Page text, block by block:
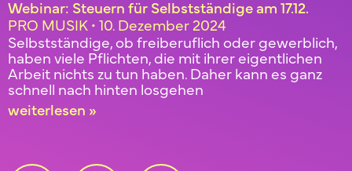
Webinar: Steuern für Selbstständige am 17.12.
PRO MUSIK 10. Dezember 2024
Selbstständige, ob freiberuflich oder gewerblich,
haben viele Pflichten, die mit ihrer eigentlichen
Arbeit nichts zu tun haben. Daher kann es ganz
schnell nach hinten losgehen
weiterlesen »